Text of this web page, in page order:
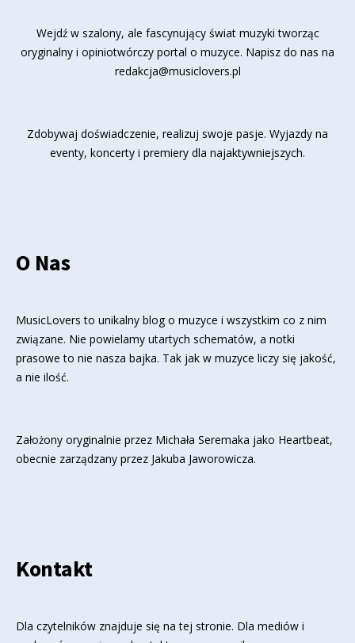
Wejdź w szalony, ale fascynujący świat muzyki tworząc
oryginalny i opiniotwórczy portal o muzyce. Napisz do nas na
redakcja@musiclovers.pl
Zdobywaj doświadczenie, realizuj swoje pasje. Wyjazdy na
eventy, koncerty i premiery dla najaktywniejszych.
O Nas
MusicLovers to unikalny blog o muzyce i wszystkim co z nim
związane. Nie powielamy utartych schematów, a notki
prasowe to nie nasza bajka. Tak jak w muzyce liczy się jakość,
a nie ilość.
Założony oryginalnie przez Michała Seremaka jako Heartbeat,
obecnie zarządzany przez Jakuba Jaworowicza.
Kontakt
Dla czytelników znajduje się na tej stronie. Dla mediów i